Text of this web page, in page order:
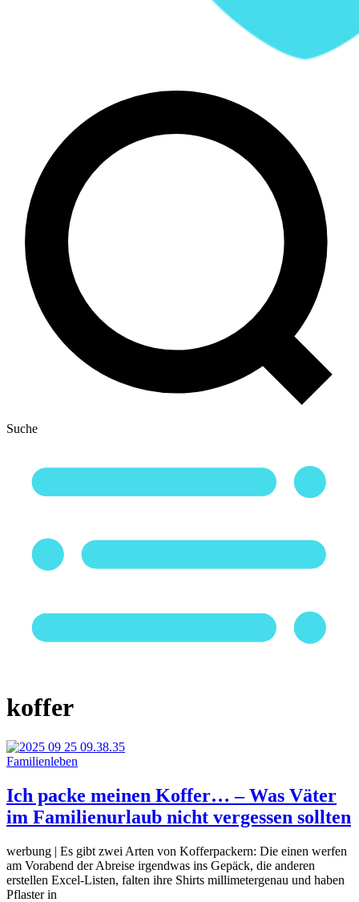
Suche
koffer
Familienleben
Ich packe meinen Koffer… – Was Väter
im Familienurlaub nicht vergessen sollten
werbung | Es gibt zwei Arten von Kofferpackern: Die einen werfen
am Vorabend der Abreise irgendwas ins Gepäck, die anderen
erstellen Excel-Listen, falten ihre Shirts millimetergenau und haben
Pflaster in